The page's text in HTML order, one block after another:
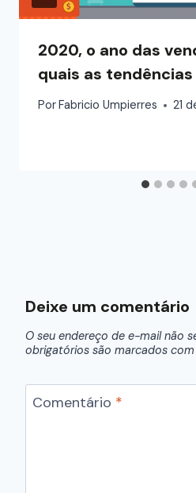
2020, o ano das
quais as tendências
Por Fabricio Umpierres 21
Deixe um comentário
O seu endereço de e-mail não
obrigatórios são marcados com
Comentário *